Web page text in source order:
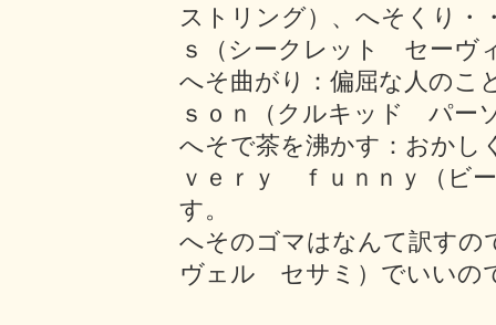
ストリング）、へそくり
ｓ（シークレット セーヴ
へそ曲がり：偏屈な人のこ
ｓｏｎ（クルキッド パー
へそで茶を沸かす：おか
ｖｅｒｙ ｆｕｎｎｙ（
す。
へそのゴマはなんて訳すの
ヴェル セサミ）でいいの